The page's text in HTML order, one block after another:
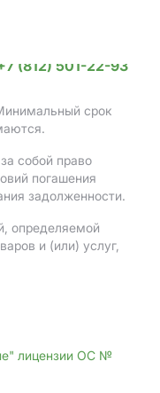
(812) 501-22-93
срок
собой право
погашения
задолженности.
определяемой
и (или) услуг,
лицензии ОС №